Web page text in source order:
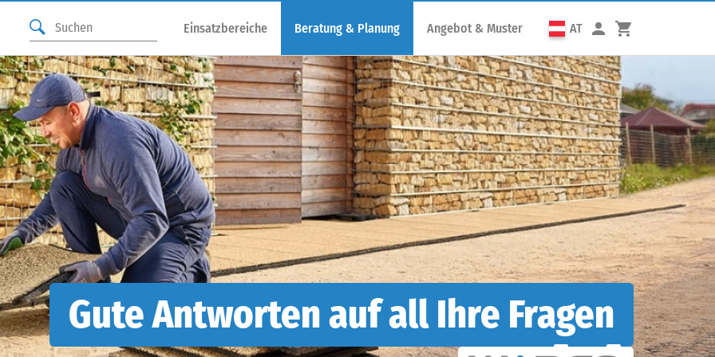
Einsatzbereiche Beratung & Planung Angebot & Muster AT
Gute Antworten auf all Ihre Fragen